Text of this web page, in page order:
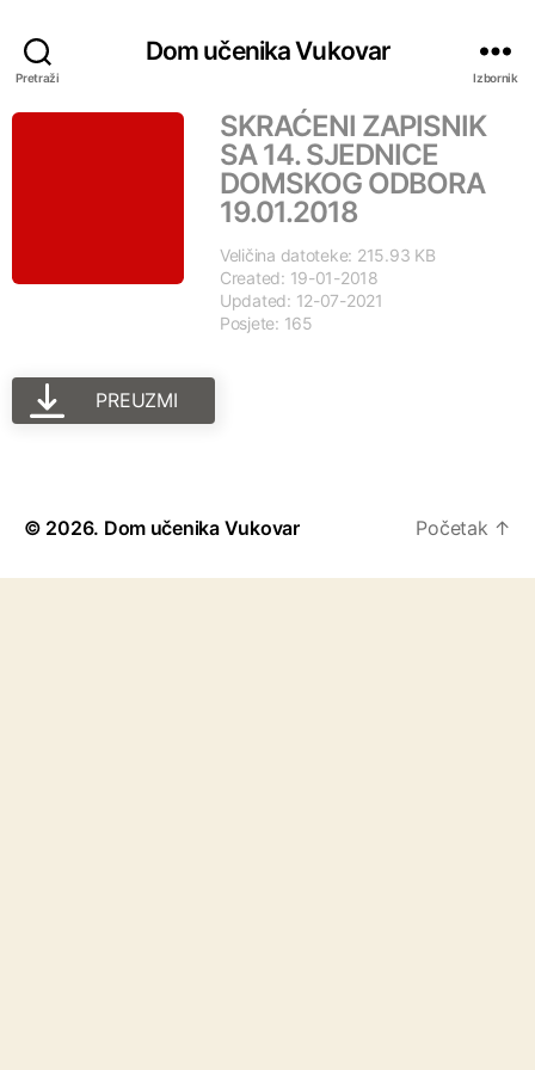
Pretraži
Dom učenika Vukovar
Izbornik
SKRAĆENI ZAPISNIK
SA 14. SJEDNICE
DOMSKOG ODBORA
19.01.2018
Veličina datoteke: 215.93 KB
Created: 19-01-2018
Updated: 12-07-2021
Posjete: 165
PREUZMI
© 2026. Dom učenika Vukovar Početak ↑